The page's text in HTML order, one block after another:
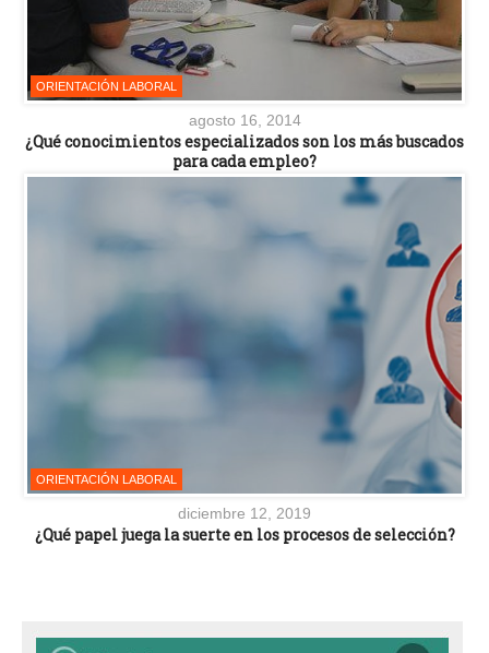
ORIENTACIÓN LABORAL
agosto 16, 2014
¿Qué conocimientos especializados son los más buscados
para cada empleo?
ORIENTACIÓN LABORAL
diciembre 12, 2019
¿Qué papel juega la suerte en los procesos de selección?